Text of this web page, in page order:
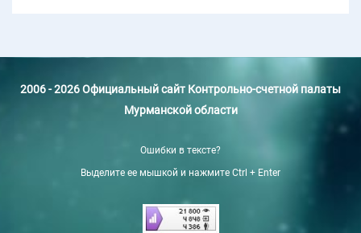
2006 - 2026 Официальный сайт Контрольно-счетной палаты
Мурманской области
Ошибки в тексте?
Выделите ее мышкой и нажмите Ctrl + Enter